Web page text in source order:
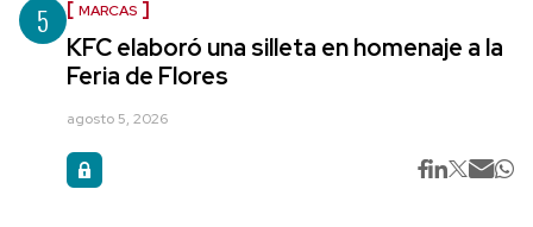
5 MARCAS
KFC elaboró una silleta en homenaje a la
Feria de Flores
agosto 5, 2026